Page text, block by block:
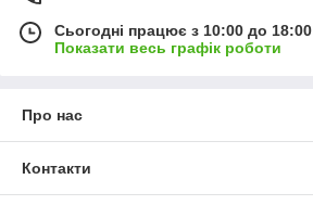
Сьогодні працює з 10:00 до 18:00
Показати весь графік роботи
Про нас
Контакти